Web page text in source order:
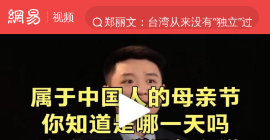
视频
郑丽文：台湾从来没有“独立”过
茅台部分直营店飞天茅台提价
白海豚将正面袭击贯穿浙江
情侣平潭拍日出坠崖1死1伤
酒店回应车内过夜被收150元